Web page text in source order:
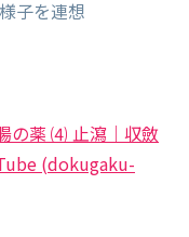
子を連想
の薬 ⑷ 止瀉｜収斂
(dokugaku-